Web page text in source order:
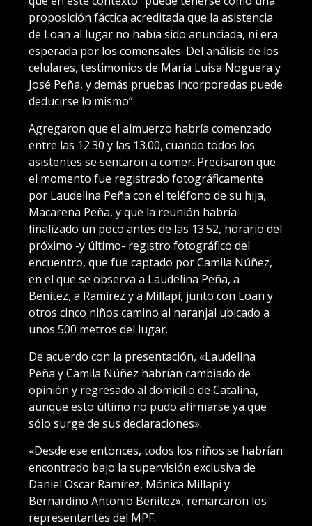
proposición fáctica acreditada que la asistencia
de Loan al lugar no había sido anunciada, ni era
esperada por los comensales. Del análisis de los
celulares, testimonios de María Luisa Noguera y
José Peña, y demás pruebas incorporadas puede
deducirse lo mismo”.
Agregaron que el almuerzo habría comenzado
entre las 12.30 y las 13.00, cuando todos los
asistentes se sentaron a comer. Precisaron que
el momento fue registrado fotográficamente
por Laudelina Peña con el teléfono de su hija,
Macarena Peña, y que la reunión habría
finalizado un poco antes de las 13.52, horario del
próximo -y último- registro fotográfico del
encuentro, que fue captado por Camila Núñez,
en el que se observa a Laudelina Peña, a
Benítez, a Ramírez y a Millapi, junto con Loan y
otros cinco niños camino al naranjal ubicado a
unos 500 metros del lugar.
De acuerdo con la presentación, «Laudelina
Peña y Camila Núñez habrían cambiado de
opinión y regresado al domicilio de Catalina,
aunque esto último no pudo afirmarse ya que
sólo surge de sus declaraciones».
«Desde ese entonces, todos los niños se habrían
encontrado bajo la supervisión exclusiva de
Daniel Oscar Ramírez, Mónica Millapi y
Bernardino Antonio Benítez», remarcaron los
representantes del MPF.